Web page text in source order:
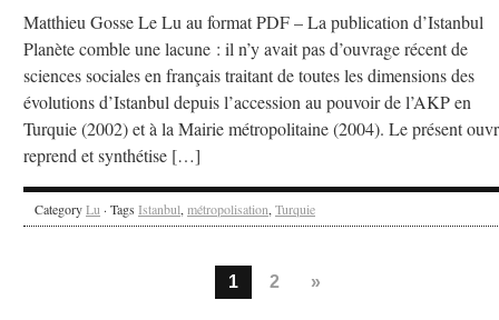
Matthieu Gosse Le Lu au format PDF – La publication d’Istanbul
Planète comble une lacune : il n’y avait pas d’ouvrage récent de
sciences sociales en français traitant de toutes les dimensions des
évolutions d’Istanbul depuis l’accession au pouvoir de l’AKP en
Turquie (2002) et à la Mairie métropolitaine (2004). Le présent
reprend et synthétise […]
CategoryLu · Tags Istanbul, métropolisation, Turquie
1 2 »